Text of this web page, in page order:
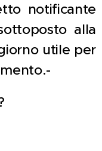
notificante
alla
utile per